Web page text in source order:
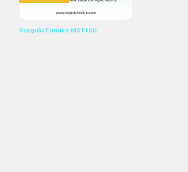
Sürgülü Turnike MST100